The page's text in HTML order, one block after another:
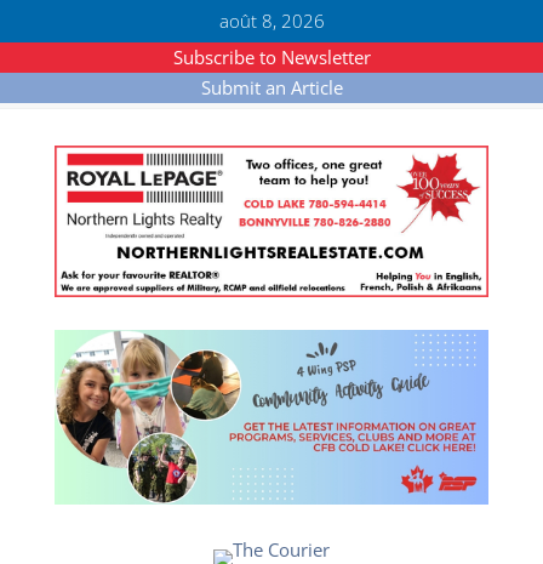
août 8, 2026
Subscribe to Newsletter
Submit an Article